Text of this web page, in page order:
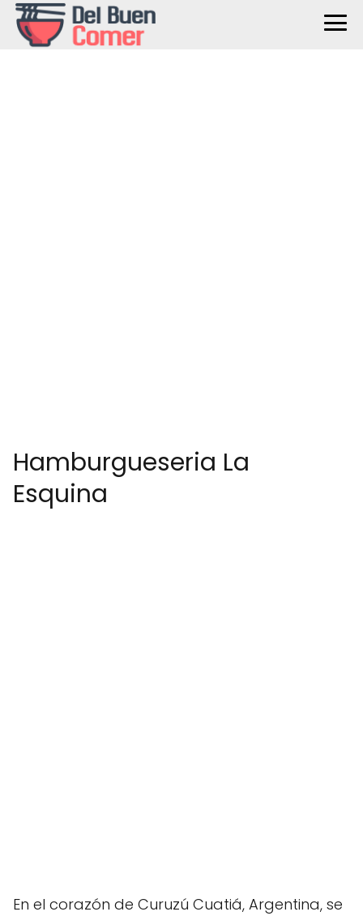
Hamburgueseria La
Esquina
En el corazón de Curuzú Cuatiá, Argentina, se